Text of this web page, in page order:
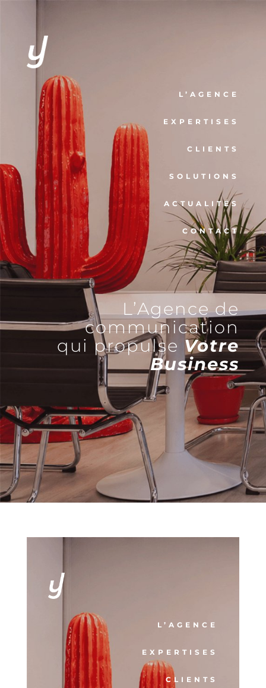
L’AGENCE
EXPERTISES
CLIENTS
SOLUTIONS
ACTUALITÉS
CONTACT
L’Agence de
communication
qui propulse Votre
Business
L’AGENCE
EXPERTISES
CLIENTS